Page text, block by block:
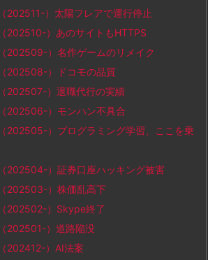
）太陽フレアで運行停止
）あのサイトもHTTPS
202509-）名作ゲームのリメイク
202508-）ドコモの品質
202507-）退職代行の実績
202506-）モンハン不具合
）プログラミング学習、ここを乗
202504-）証券口座ハッキング被害
202503-）株価乱高下
202502-）Skype終了
202501-）道路陥没
202412-）AI法案